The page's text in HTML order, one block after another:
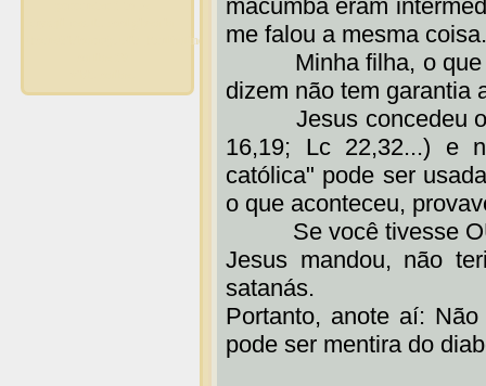
/home/dicionar/public_html/online.php
macumba eram
me falou a mesma
Minha filha, o que
dizem não tem garantia
Jesus concedeu o
16,19; Lc 22,32...) e
católica" pode ser
o que aconteceu,
Se você tivesse
Jesus mandou, não
satanás.
Portanto, anote aí:
pode ser mentira do